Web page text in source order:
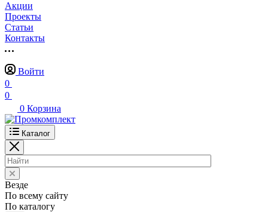
Акции
Проекты
Статьи
Контакты
Войти
0
0
0 Корзина
Каталог
Везде
По всему сайту
По каталогу